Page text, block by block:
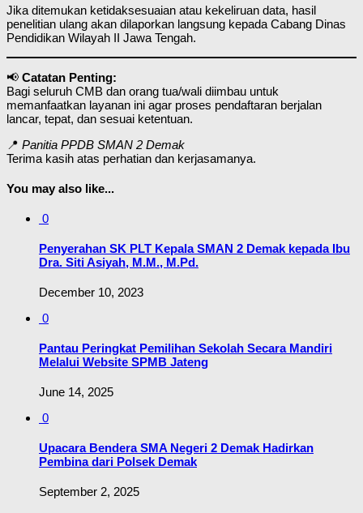
Jika ditemukan ketidaksesuaian atau kekeliruan data, hasil
penelitian ulang akan dilaporkan langsung kepada Cabang Dinas
Pendidikan Wilayah II Jawa Tengah.
📢 Catatan Penting:
Bagi seluruh CMB dan orang tua/wali diimbau untuk
memanfaatkan layanan ini agar proses pendaftaran berjalan
lancar, tepat, dan sesuai ketentuan.
📍 Panitia PPDB SMAN 2 Demak
Terima kasih atas perhatian dan kerjasamanya.
You may also like...
0
Penyerahan SK PLT Kepala SMAN 2 Demak kepada Ibu
Dra. Siti Asiyah, M.M., M.Pd.
December 10, 2023
0
Pantau Peringkat Pemilihan Sekolah Secara Mandiri
Melalui Website SPMB Jateng
June 14, 2025
0
Upacara Bendera SMA Negeri 2 Demak Hadirkan
Pembina dari Polsek Demak
September 2, 2025